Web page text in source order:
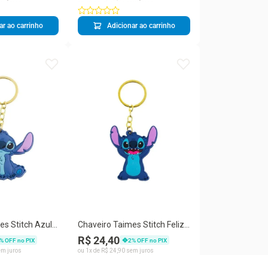
ao carrinho Adicionar ao carrinho
Stitch Azul
para
Disney
% OFF no PIX
juros
Chaveiro Taimes Stitch Feliz
Azul em Borracha 4,5cm para
Colecionadores Disney
R$ 24,40 2% OFF no PIX
ou 1 x de R$ 24 90sem juros